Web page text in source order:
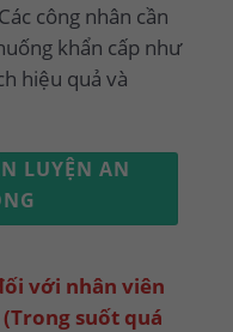
công nhân cần
khẩn cấp như
hiệu quả và
LUYỆN AN
với nhân viên
suốt quá